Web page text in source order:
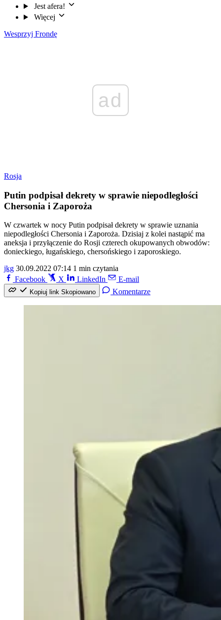
Jest afera!
Więcej
Wesprzyj Frondę
ad
Rosja
Putin podpisał dekrety w sprawie niepodległości
Chersonia i Zaporoża
W czwartek w nocy Putin podpisał dekrety w sprawie uznania
niepodległości Chersonia i Zaporoża. Dzisiaj z kolei nastąpić ma
aneksja i przyłączenie do Rosji czterech okupowanych obwodów:
donieckiego, ługańskiego, chersońskiego i zaporoskiego.
jkg 30.09.2022 07:14 1 min czytania
Facebook
X LinkedIn E-mail
Kopiuj link Skopiowano Komentarze